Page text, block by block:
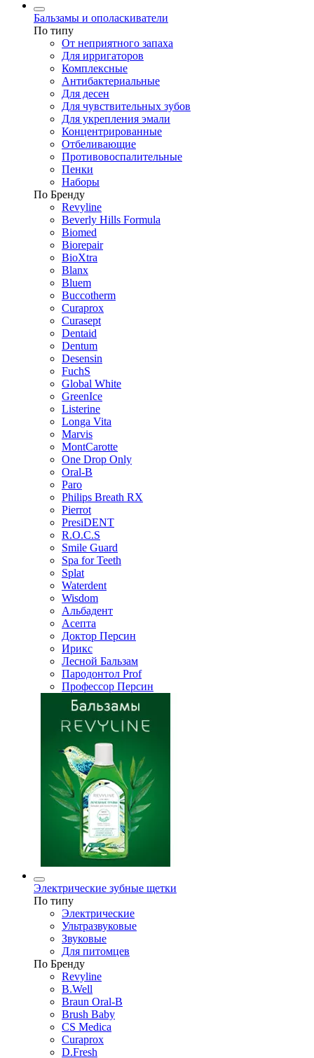
Бальзамы и ополаскиватели
По типу
От неприятного запаха
Для ирригаторов
Комплексные
Антибактериальные
Для десен
Для чувствительных зубов
Для укрепления эмали
Концентрированные
Отбеливающие
Противовоспалительные
Пенки
Наборы
По Бренду
Revyline
Beverly Hills Formula
Biomed
Biorepair
BioXtra
Blanx
Bluem
Buccotherm
Curaprox
Curasept
Dentaid
Dentum
Desensin
FuchS
Global White
GreenIce
Listerine
Longa Vita
Marvis
MontCarotte
One Drop Only
Oral-B
Paro
Philips Breath RX
Pierrot
PresiDENT
R.O.C.S
Smile Guard
Spa for Teeth
Splat
Waterdent
Wisdom
Альбадент
Асепта
Доктор Персин
Ирикс
Лесной Бальзам
Пародонтол Prof
Профессор Персин
Электрические зубные щетки
По типу
Электрические
Ультразвуковые
Звуковые
Для питомцев
По Бренду
Revyline
B.Well
Braun Oral-B
Brush Baby
CS Medica
Curaprox
D.Fresh